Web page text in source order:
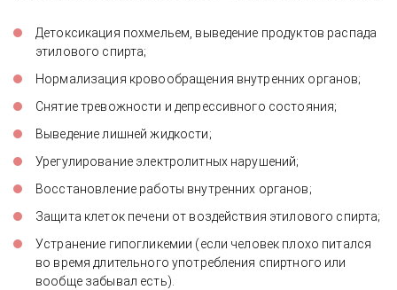
Детоксикация похмельем, выведение продуктов распада
этилового спирта;
Нормализация кровообращения внутренних органов;
Снятие тревожности и депрессивного состояния;
Выведение лишней жидкости;
Урегулирование электролитных нарушений;
Восстановление работы внутренних органов;
Защита клеток печени от воздействия этилового спирта;
Устранение гипогликемии (если человек плохо питался
во время длительного употребления спиртного или
вообще забывал есть).